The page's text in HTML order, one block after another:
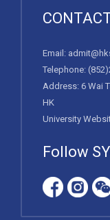
Email:
Telephone:
Address: 6 Wai
HK
University
Follow